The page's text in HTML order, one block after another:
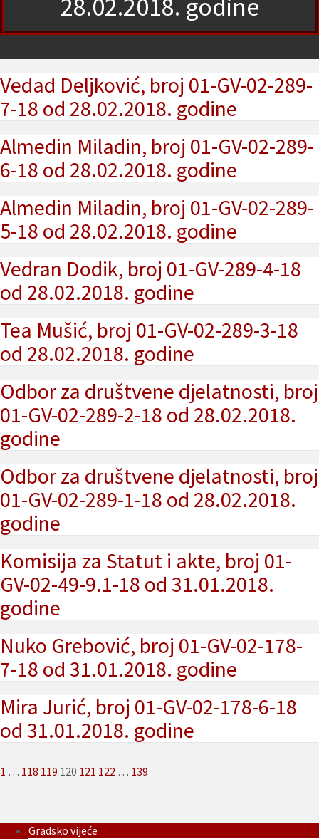
28.02.2018. godine
Vedad Deljković, broj 01-GV-02-289-
7-18 od 28.02.2018. godine
Almedin Miladin, broj 01-GV-02-289-
6-18 od 28.02.2018. godine
Almedin Miladin, broj 01-GV-02-289-
5-18 od 28.02.2018. godine
Vedran Dodik, broj 01-GV-289-4-18
od 28.02.2018. godine
Tea Mušić, broj 01-GV-02-289-3-18
od 28.02.2018. godine
Odbor za društvene djelatnosti, broj
01-GV-02-289-2-18 od 28.02.2018.
godine
Odbor za društvene djelatnosti, broj
01-GV-02-289-1-18 od 28.02.2018.
godine
Komisija za Statut i akte, broj 01-
GV-02-49-9.1-18 od 31.01.2018.
godine
Nuko Grebović, broj 01-GV-02-178-
7-18 od 31.01.2018. godine
Mira Jurić, broj 01-GV-02-178-6-18
od 31.01.2018. godine
Posts
1 … 118 119 120 121 122 … 139
Gradsko vijeće